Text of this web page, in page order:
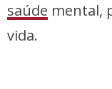
saúde mental,
vida.